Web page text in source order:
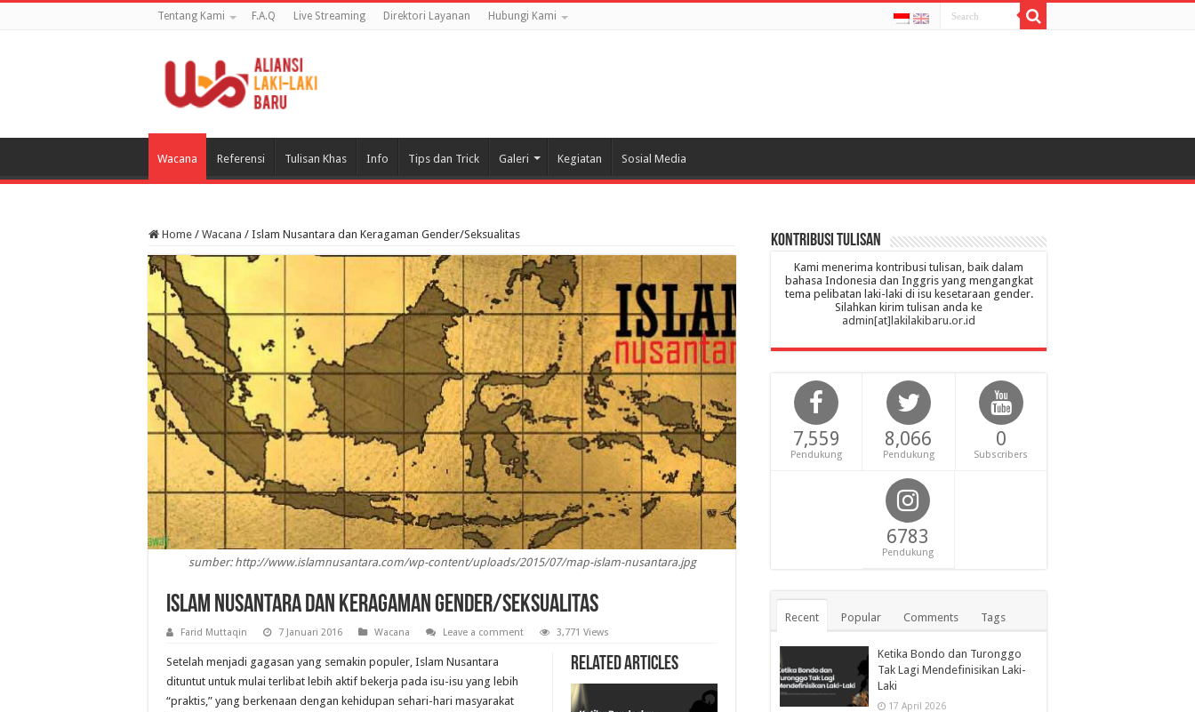
Tentang Kami F.A.Q Live Streaming Direktori Layanan Hubungi Kami
Wacana Referensi Tulisan Khas Info Tips dan Trick Galeri Kegiatan Sosial Media
Home / Wacana / Islam Nusantara dan Keragaman Gender/Seksualitas
sumber: http://www.islamnusantara.com/wp-content/uploads/2015/07/map-islam-nusantara.jpg
Islam Nusantara dan Keragaman Gender/Seksualitas
Farid Muttaqin 7 Januari 2016 Wacana Leave a comment 3,771 Views
Related Articles
Setelah menjadi gagasan yang semakin populer, Islam Nusantara
dituntut untuk mulai terlibat lebih aktif bekerja pada isu-isu yang lebih
“praktis,” yang berkenaan dengan kehidupan sehari-hari masyarakat
Kontribusi Tulisan
Kami menerima kontribusi tulisan, baik dalam
bahasa Indonesia dan Inggris yang mengangkat
tema pelibatan laki-laki di isu kesetaraan gender.
Silahkan kirim tulisan anda ke
admin[at]lakilakibaru.or.id
7,559
Pendukung
8,066
Pendukung
0
Subscribers
6783
Pendukung
Recent Popular Comments Tags
Ketika Bondo dan Turonggo
Tak Lagi Mendefinisikan Laki-
Laki
17 April 2026